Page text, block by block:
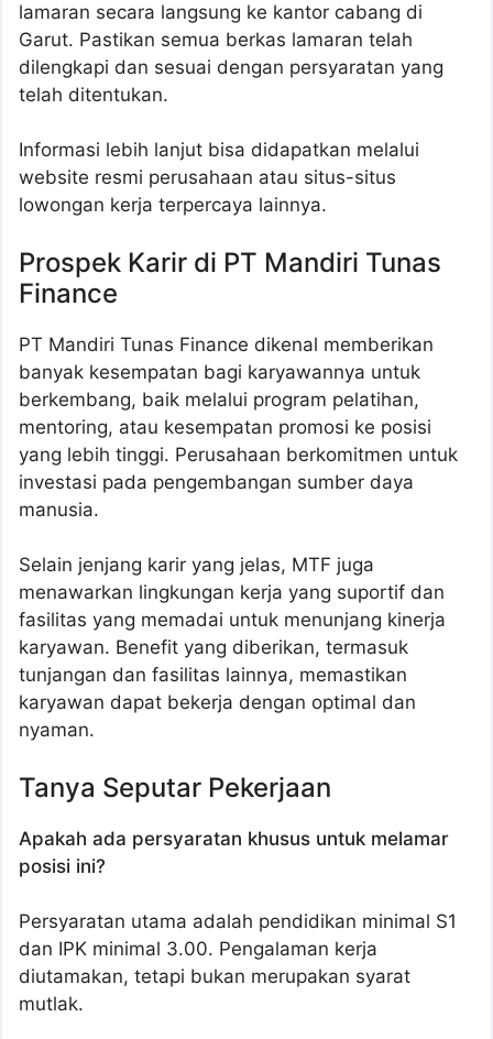
lamaran secara langsung ke kantor cabang di
Garut. Pastikan semua berkas lamaran telah
dilengkapi dan sesuai dengan persyaratan yang
telah ditentukan.
Informasi lebih lanjut bisa didapatkan melalui
website resmi perusahaan atau situs-situs
lowongan kerja terpercaya lainnya.
Prospek Karir di PT Mandiri Tunas
Finance
PT Mandiri Tunas Finance dikenal memberikan
banyak kesempatan bagi karyawannya untuk
berkembang, baik melalui program pelatihan,
mentoring, atau kesempatan promosi ke posisi
yang lebih tinggi. Perusahaan berkomitmen untuk
investasi pada pengembangan sumber daya
manusia.
Selain jenjang karir yang jelas, MTF juga
menawarkan lingkungan kerja yang suportif dan
fasilitas yang memadai untuk menunjang kinerja
karyawan. Benefit yang diberikan, termasuk
tunjangan dan fasilitas lainnya, memastikan
karyawan dapat bekerja dengan optimal dan
nyaman.
Tanya Seputar Pekerjaan
Apakah ada persyaratan khusus untuk melamar
posisi ini?
Persyaratan utama adalah pendidikan minimal S1
dan IPK minimal 3.00. Pengalaman kerja
diutamakan, tetapi bukan merupakan syarat
mutlak.